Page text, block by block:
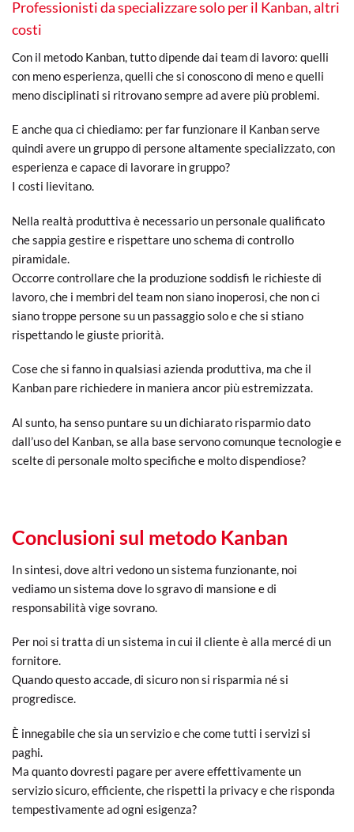
Professionisti da specializzare solo per il Kanban, altri
costi
Con il metodo Kanban, tutto dipende dai team di lavoro: quelli
con meno esperienza, quelli che si conoscono di meno e quelli
meno disciplinati si ritrovano sempre ad avere più problemi.
E anche qua ci chiediamo: per far funzionare il Kanban serve
quindi avere un gruppo di persone altamente specializzato, con
esperienza e capace di lavorare in gruppo?
I costi lievitano.
Nella realtà produttiva è necessario un personale qualificato
che sappia gestire e rispettare uno schema di controllo
piramidale.
Occorre controllare che la produzione soddisfi le richieste di
lavoro, che i membri del team non siano inoperosi, che non ci
siano troppe persone su un passaggio solo e che si stiano
rispettando le giuste priorità.
Cose che si fanno in qualsiasi azienda produttiva, ma che il
Kanban pare richiedere in maniera ancor più estremizzata.
Al sunto, ha senso puntare su un dichiarato risparmio dato
dall’uso del Kanban, se alla base servono comunque tecnologie e
scelte di personale molto specifiche e molto dispendiose?
Conclusioni sul metodo Kanban
In sintesi, dove altri vedono un sistema funzionante, noi
vediamo un sistema dove lo sgravo di mansione e di
responsabilità vige sovrano.
Per noi si tratta di un sistema in cui il cliente è alla mercé di un
fornitore.
Quando questo accade, di sicuro non si risparmia né si
progredisce.
È innegabile che sia un servizio e che come tutti i servizi si
paghi.
Ma quanto dovresti pagare per avere effettivamente un
servizio sicuro, efficiente, che rispetti la privacy e che risponda
tempestivamente ad ogni esigenza?